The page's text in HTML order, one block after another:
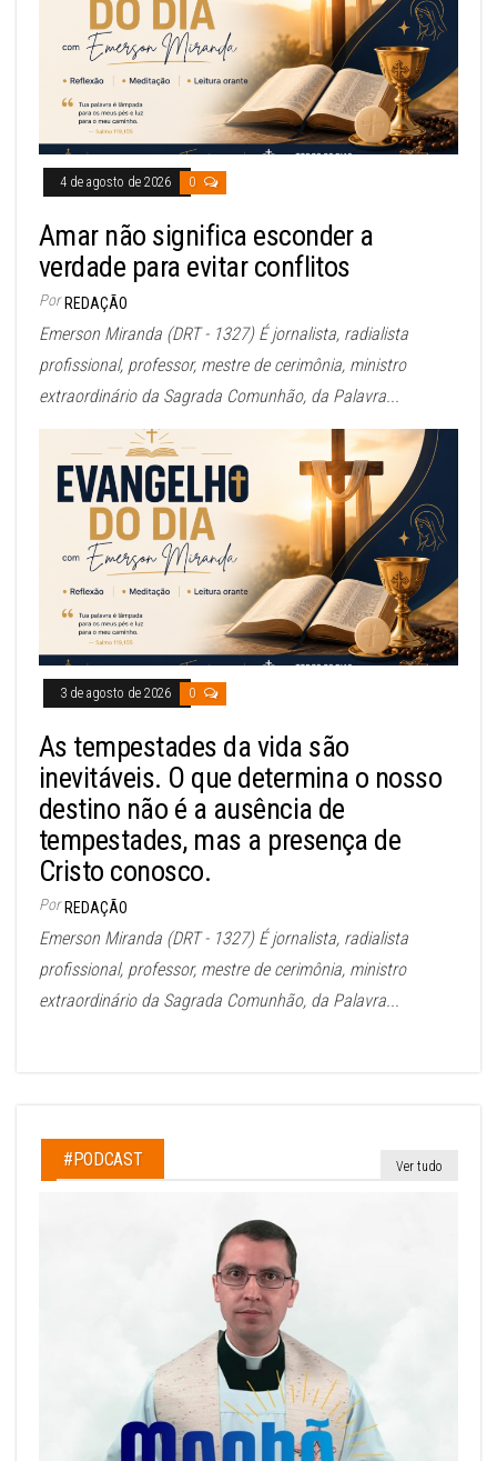
4 de agosto de 2026 0
Amar não significa esconder a
verdade para evitar conflitos
Por REDAÇÃO
Emerson Miranda (DRT - 1327) É jornalista, radialista
profissional, professor, mestre de cerimônia, ministro
extraordinário da Sagrada Comunhão, da Palavra...
3 de agosto de 2026 0
As tempestades da vida são
inevitáveis. O que determina o nosso
destino não é a ausência de
tempestades, mas a presença de
Cristo conosco.
Por REDAÇÃO
Emerson Miranda (DRT - 1327) É jornalista, radialista
profissional, professor, mestre de cerimônia, ministro
extraordinário da Sagrada Comunhão, da Palavra...
#PODCAST Ver tudo